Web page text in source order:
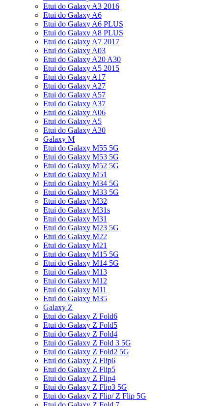
Etui do Galaxy A3 2016
Etui do Galaxy A6
Etui do Galaxy A6 PLUS
Etui do Galaxy A8 PLUS
Etui do Galaxy A7 2017
Etui do Galaxy A03
Etui do Galaxy A20 A30
Etui do Galaxy A5 2015
Etui do Galaxy A17
Etui do Galaxy A27
Etui do Galaxy A57
Etui do Galaxy A37
Etui do Galaxy A06
Etui do Galaxy A5
Etui do Galaxy A30
Galaxy M
Etui do Galaxy M55 5G
Etui do Galaxy M53 5G
Etui do Galaxy M52 5G
Etui do Galaxy M51
Etui do Galaxy M34 5G
Etui do Galaxy M33 5G
Etui do Galaxy M32
Etui do Galaxy M31s
Etui do Galaxy M31
Etui do Galaxy M23 5G
Etui do Galaxy M22
Etui do Galaxy M21
Etui do Galaxy M15 5G
Etui do Galaxy M14 5G
Etui do Galaxy M13
Etui do Galaxy M12
Etui do Galaxy M11
Etui do Galaxy M35
Galaxy Z
Etui do Galaxy Z Fold6
Etui do Galaxy Z Fold5
Etui do Galaxy Z Fold4
Etui do Galaxy Z Fold 3 5G
Etui do Galaxy Z Fold2 5G
Etui do Galaxy Z Flip6
Etui do Galaxy Z Flip5
Etui do Galaxy Z Flip4
Etui do Galaxy Z Flip3 5G
Etui do Galaxy Z Flip/ Z Flip 5G